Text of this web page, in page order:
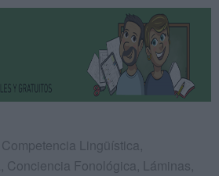
Competencia Lingüística,
, Conciencia Fonológica, Láminas,